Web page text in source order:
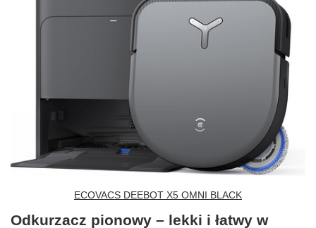
ECOVACS DEEBOT X5 OMNI BLACK
Odkurzacz pionowy – lekki i łatwy w